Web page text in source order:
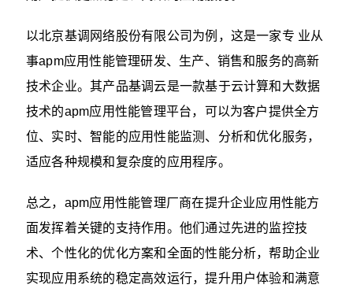
以北京基调网络股份有限公司为例，这是一家专 业从
事apm应用性能管理研发、生产、销售和服务的高新
技术企业。其产品基调云是一款基于云计算和大数据
技术的apm应用性能管理平台，可以为客户提供全方
位、实时、智能的应用性能监测、分析和优化服务，
适应各种规模和复杂度的应用程序。
总之，apm应用性能管理厂商在提升企业应用性能方
面发挥着关键的支持作用。他们通过先进的监控技
术、个性化的优化方案和全面的性能分析，帮助企业
实现应用系统的稳定高效运行，提升用户体验和满意